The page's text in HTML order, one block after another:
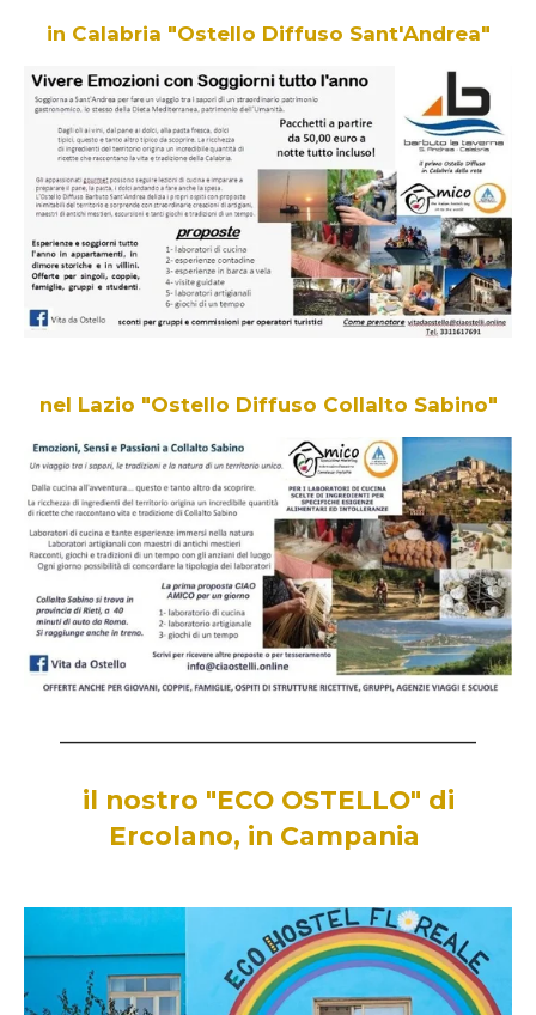
in Calabria "Ostello Diffuso Sant'Andrea"
nel Lazio "Ostello Diffuso Collalto Sabino"
il nostro "ECO OSTELLO" di
Ercolano, in Campania